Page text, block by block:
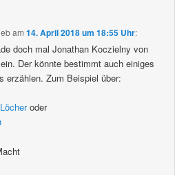
am14. April 2018 um 18:55 Uhr:
doch mal Jonathan Koczielny von
Der könnte bestimmt auch einiges
erzählen. Zum Beispiel über:
oder